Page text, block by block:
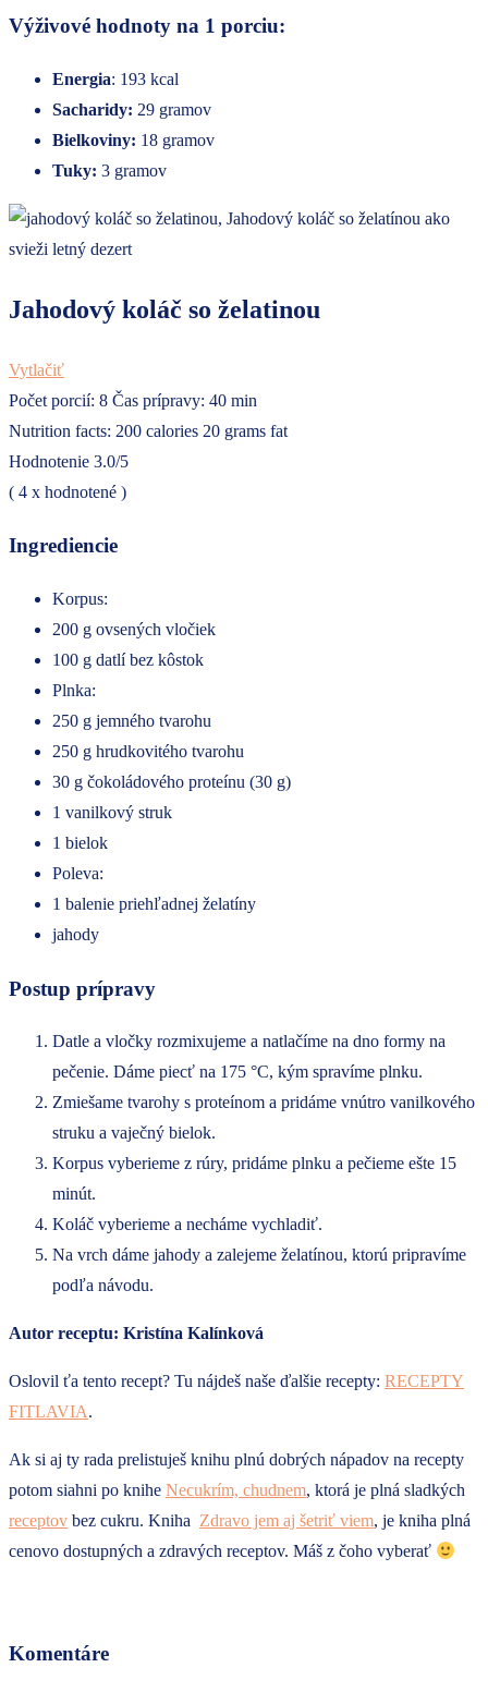
Výživové hodnoty na 1 porciu:
Energia: 193 kcal
Sacharidy: 29 gramov
Bielkoviny: 18 gramov
Tuky: 3 gramov
Jahodový koláč so želatinou
Vytlačiť
Počet porcií: 8 Čas prípravy: 40 min
Nutrition facts: 200 calories 20 grams fat
Hodnotenie 3.0/5
( 4 x hodnotené )
Ingrediencie
Korpus:
200 g ovsených vločiek
100 g datlí bez kôstok
Plnka:
250 g jemného tvarohu
250 g hrudkovitého tvarohu
30 g čokoládového proteínu (30 g)
1 vanilkový struk
1 bielok
Poleva:
1 balenie priehľadnej želatíny
jahody
Postup prípravy
Datle a vločky rozmixujeme a natlačíme na dno formy na
pečenie. Dáme piecť na 175 °C, kým spravíme plnku.
Zmiešame tvarohy s proteínom a pridáme vnútro vanilkového
struku a vaječný bielok.
Korpus vyberieme z rúry, pridáme plnku a pečieme ešte 15
minút.
Koláč vyberieme a necháme vychladiť.
Na vrch dáme jahody a zalejeme želatínou, ktorú pripravíme
podľa návodu.
Autor receptu: Kristína Kalínková
Oslovil ťa tento recept? Tu nájdeš naše ďalšie recepty: RECEPTY
FITLAVIA.
Ak si aj ty rada prelistuješ knihu plnú dobrých nápadov na recepty
potom siahni po knihe Necukrím, chudnem, ktorá je plná sladkých
receptov bez cukru. Kniha Zdravo jem aj šetriť viem, je kniha plná
cenovo dostupných a zdravých receptov. Máš z čoho vyberať
Komentáre